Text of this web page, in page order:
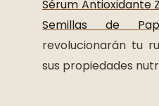
Sérum Antioxidante
Semillas de
revolucionarán tu
sus propiedades